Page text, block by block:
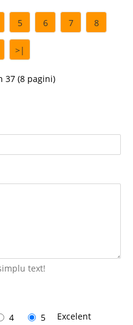
5 6 7 8
>|
37 (8 pagini)
text!
4 5 Excelent